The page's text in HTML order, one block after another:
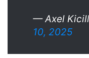
— Axel
10, 2025